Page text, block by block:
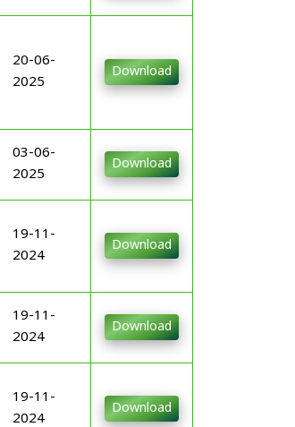
20-06-
2025
Download
03-06-
2025
Download
19-11-
2024
Download
19-11-
2024
Download
19-11-
2024
Download